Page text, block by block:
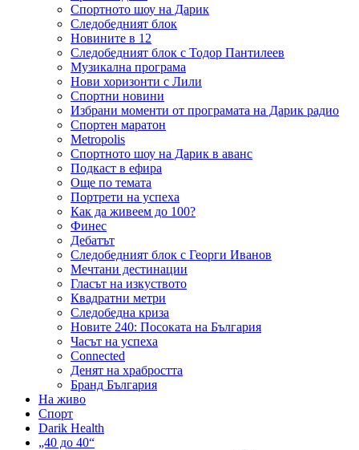
Спортното шоу на Дарик
Следобедният блок
Новините в 12
Следобедният блок с Тодор Пантилеев
Музикална програма
Нови хоризонти с Лили
Спортни новини
Избрани моменти от програмата на Дарик радио
Спортен маратон
Metropolis
Спортното шоу на Дарик в аванс
Подкаст в ефира
Още по темата
Портрети на успеха
Как да живеем до 100?
Финес
Дебатът
Следобедният блок с Георги Иванов
Мечтани дестинации
Гласът на изкуството
Квадратни метри
Следобедна криза
Новите 240: Посоката на България
Часът на успеха
Connected
Денят на храбростта
Бранд България
На живо
Спорт
Darik Health
„40 до 40“